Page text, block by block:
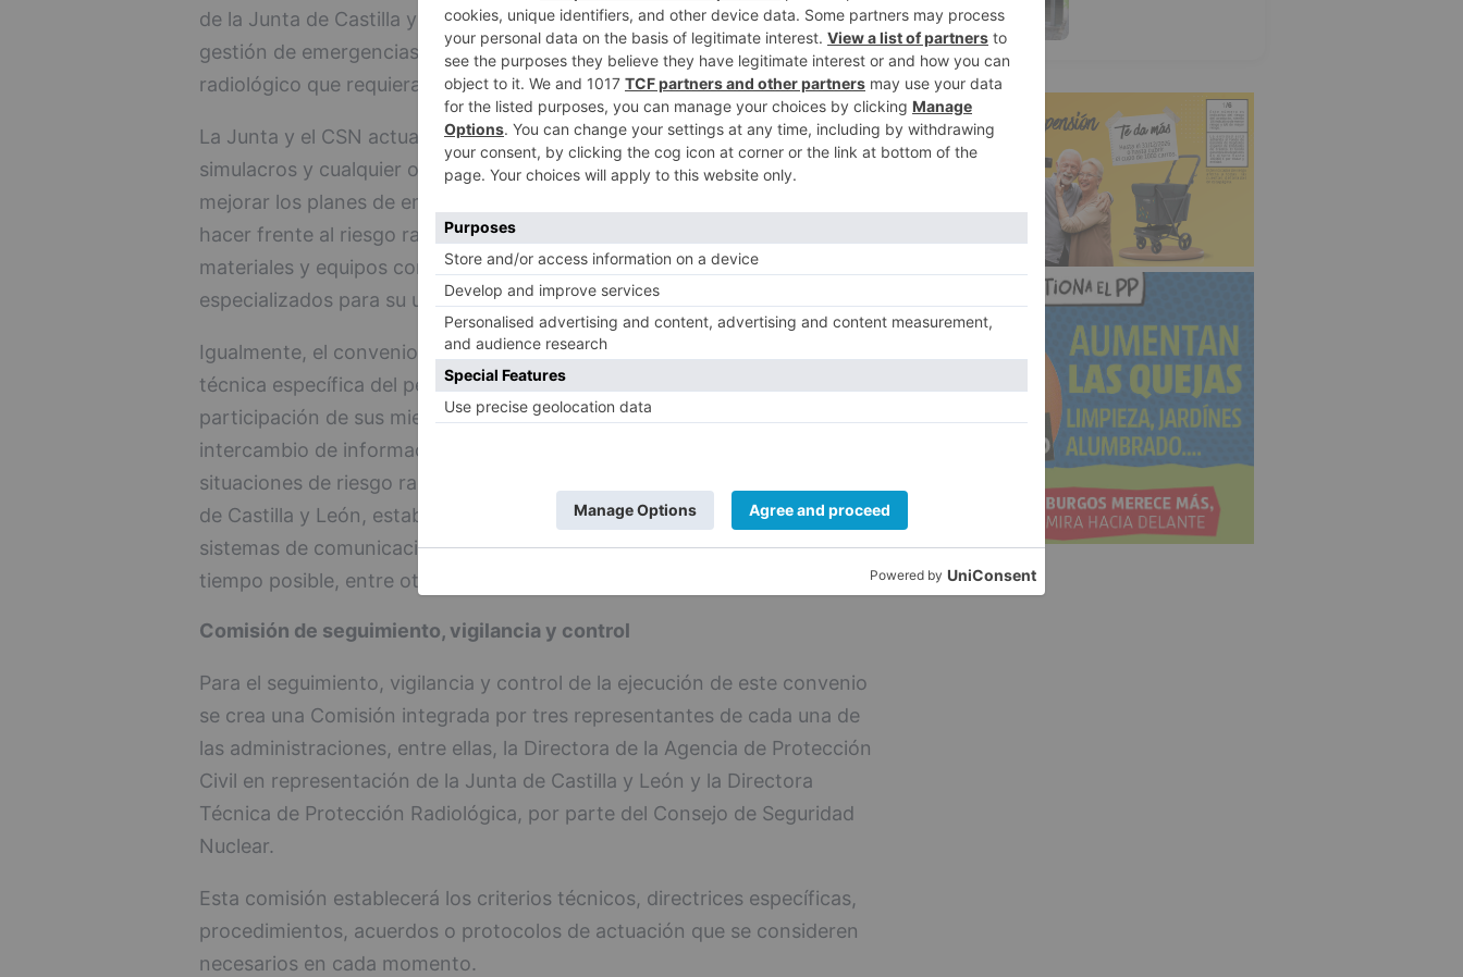
de la Junta de Castilla y León y la coordinación de las organizaciones de
gestión de emergencias en caso de que se produzca un accidente
radiológico que requiera la activación de los planes de emergencia.
La Junta y el CSN actuarán conjuntamente en estudios, ejercicios,
simulacros y cualquier otra actividad que consideren necesaria para
mejorar los planes de emergencia de la Junta de Castilla y León para
hacer frente al riesgo radiológico y cooperarán en la adquisición de
materiales y equipos comunes a ambas partes, que sean específicos y
especializados para su utilización en situaciones de crisis.
Igualmente, el convenio contempla la cooperación en la formación
técnica específica del personal de ambas partes, permitiendo la
participación de sus miembros en las tareas formativas desarrolladas y el
intercambio de información relativa a instalaciones, actividades y
situaciones de riesgo radiológico para los habitantes o el medio ambiente
de Castilla y León, estableciendo y manteniendo operativos los canales y
sistemas de comunicación que sean precisos para hacerlo en el menor
tiempo posible, entre otros.
Comisión de seguimiento, vigilancia y control
Para el seguimiento, vigilancia y control de la ejecución de este convenio
se crea una Comisión integrada por tres representantes de cada una de
las administraciones, entre ellas, la Directora de la Agencia de Protección
Civil en representación de la Junta de Castilla y León y la Directora
Técnica de Protección Radiológica, por parte del Consejo de Seguridad
Nuclear.
Esta comisión establecerá los criterios técnicos, directrices específicas,
procedimientos, acuerdos o protocolos de actuación que se consideren
necesarios en cada momento.